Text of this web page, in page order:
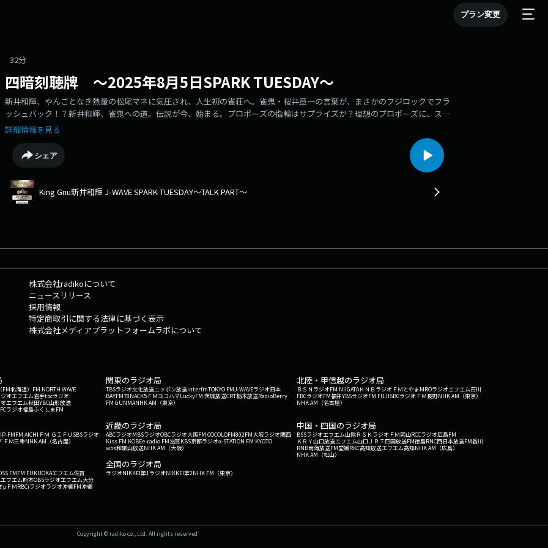
プラン変更
32分
四暗刻聴牌 ～2025年8月5日SPARK TUESDAY～
新井和輝、やんごとなき熱量の松尾マネに気圧され、人生初の雀荘へ。雀鬼・桜井章一の言葉が、まさかのフジロックでフラ
ッシュバック！？新井和輝、雀鬼への道。伝説が今、始まる。プロポーズの指輪はサプライズか？理想のプロポーズに、スタ
ジオ意見が対立。コーナーは「ぇえ！？」エリンギの花言葉は宇宙！！今週も目玉が飛び出る驚きの話続々。
詳細情報を見る
シェア
King Gnu新井和輝 J-WAVE SPARK TUESDAY～TALK PART～
株式会社radikoについて
ニュースリリース
採用情報
特定商取引に関する法律に基づく表示
株式会社メディアプラットフォームラボについて
北海道） FM NORTH WAVE
オエフエム岩手tbcラジオ
エフエム秋田YBC山形放送
ラジオ福島ふくしまFM
関東のラジオ局
TBSラジオ文化放送ニッポン放送interfmTOKYO FMJ-WAVEラジオ日本
BAYFM78NACK5 ＦＭヨコハマLuckyFM 茨城放送CRT栃木放送RadioBerry
FM GUNMANHK AM（東京）
北陸・甲信越のラジオ局
ＢＳＮラジオFM NIIGATAＫＮＢラジオ ＦＭとやまMROラジオエフエム石川
FBCラジオFM福井YBSラジオFM FUJISBCラジオ ＦＭ長野NHK AM（東京）
NHK AM（名古屋）
FMFM AICHI ＦＭ ＧＩＦＵ SBSラジオ
ＦＭ三重NHK AM（名古屋）
近畿のラジオ局
ABCラジオMBSラジオOBCラジオ大阪FM COCOLOFM802FM大阪ラジオ関西
Kiss FM KOBEe-radio FM滋賀KBS京都ラジオα-STATION FM KYOTO
wbs和歌山放送NHK AM（大阪）
中国・四国のラジオ局
BSSラジオエフエム山陰ＲＳＫラジオ ＦＭ岡山RCCラジオ広島FM
ＫＲＹ山口放送エフエム山口 ＪＲＴ四国放送FM徳島RNC西日本放送FM香川
RNB南海放送FM愛媛RKC高知放送エフエム高知NHK AM（広島）
NHK AM（松山）
FMFM FUKUOKAエフエム佐賀
フエム熊本OBSラジオエフエム大分
μＦＭRBCiラジオラジオ沖縄FM沖縄
全国のラジオ局
ラジオNIKKEI第1ラジオNIKKEI第2NHK FM（東京）
Copyright © radiko co., Ltd. All rights reserved